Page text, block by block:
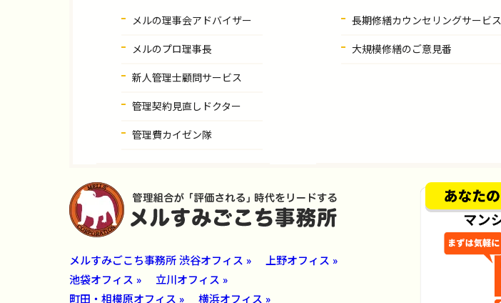
メルの理事会アドバイザー
メルのプロ理事長
新人管理士顧問サービス
管理契約見直しドクター
管理費カイゼン隊
長期修繕カウンセリングサービス
大規模修繕のご意見番
メルすみごこち事務所 渋谷オフィス »
上野オフィス »
池袋オフィス »
立川オフィス »
町田・相模原オフィス »
横浜オフィス »